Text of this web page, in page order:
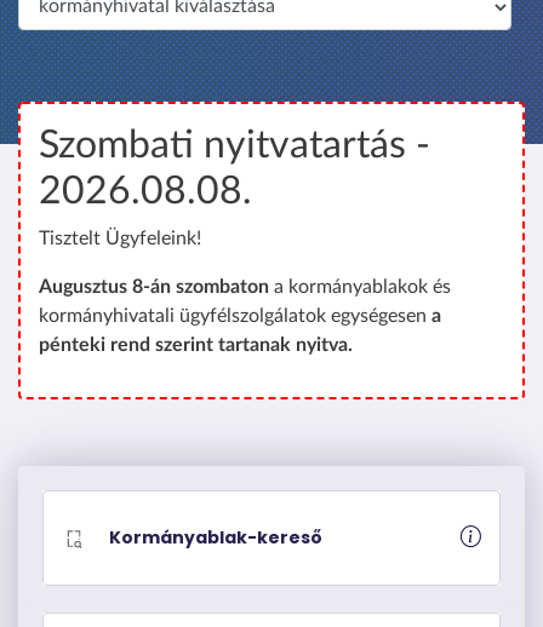
p
r
e
Szombati nyitvatartás -
2026.08.08.
Tisztelt Ügyfeleink!
Augusztus 8-án szombaton a kormányablakok és
kormányhivatali ügyfélszolgálatok egységesen a
pénteki rend szerint tartanak nyitva.
Kormányablak-kereső